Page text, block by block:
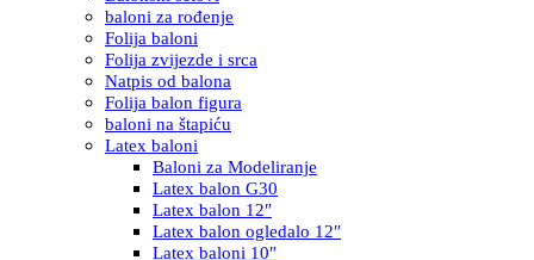
baloni za rođenje
Folija baloni
Folija zvijezde i srca
Natpis od balona
Folija balon figura
baloni na štapiću
Latex baloni
Baloni za Modeliranje
Latex balon G30
Latex balon 12″
Latex balon ogledalo 12″
Latex baloni 10″